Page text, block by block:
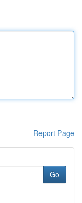
Report Page
Go